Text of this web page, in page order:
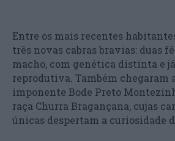
Entre os mais recentes
três novas cabras bravias: duas
macho, com genética distinta e
reprodutiva. Também chegaram
imponente Bode Preto
raça Churra Bragançana, cujas
únicas despertam a curiosidade